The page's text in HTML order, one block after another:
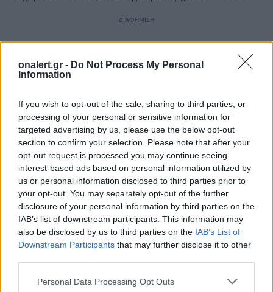
onalert.gr - Do Not Process My Personal
Information
If you wish to opt-out of the sale, sharing to third parties, or
processing of your personal or sensitive information for
targeted advertising by us, please use the below opt-out
section to confirm your selection. Please note that after your
opt-out request is processed you may continue seeing
interest-based ads based on personal information utilized by
us or personal information disclosed to third parties prior to
your opt-out. You may separately opt-out of the further
disclosure of your personal information by third parties on the
IAB’s list of downstream participants. This information may
also be disclosed by us to third parties on the IAB’s List of
Downstream Participants that may further disclose it to other
Personal Data Processing Opt Outs
ΔΙΑΦΗΜΙΣΗ
Ακολουθήστε το onalert.gr στοGoogle
Newsκαι μάθετε πρώτοι όλες τις ειδήσεις
ΔΙΕΘΝΗΣ ΑΜΝΗΣΤΙΑ ΣΟΜΑΛΙΑ ΤΟΥΡΚΙΚΑ DRONES